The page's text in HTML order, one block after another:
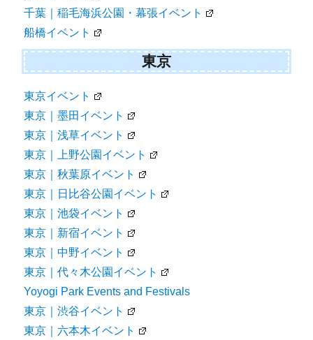
千葉｜稲毛海浜公園・幕張イベント
船橋イベント
東京
東京イベント
東京｜墨田イベント
東京｜浅草イベント
東京｜上野公園イベント
東京｜秋葉原イベント
東京｜日比谷公園イベント
東京｜池袋イベント
東京｜新宿イベント
東京｜中野イベント
東京｜代々木公園イベント
Yoyogi Park Events and Festivals
東京｜渋谷イベント
東京｜六本木イベント